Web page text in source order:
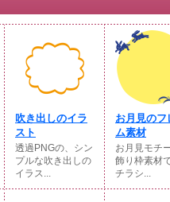
吹き出しのイラ
スト
透過PNGの、シン
プルな吹き出しの
イラス...
お月見のフ
ム素材
お月見モチ
飾り枠素材
チラシ...